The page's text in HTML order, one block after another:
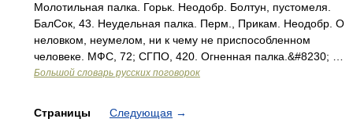
Молотильная палка. Горьк. Неодобр. Болтун, пустомеля.
БалСок, 43. Неудельная палка. Перм., Прикам. Неодобр. О
неловком, неумелом, ни к чему не приспособленном
человеке. МФС, 72; СГПО, 420. Огненная палка.&#8230; …
Большой словарь русских поговорок
Страницы Следующая →